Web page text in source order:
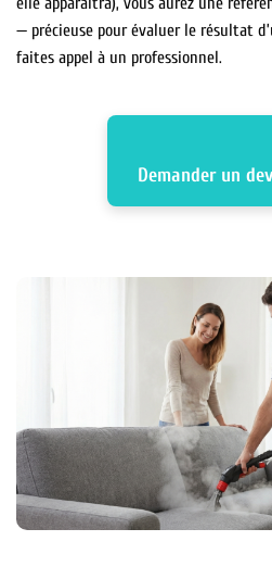
— précieuse pour évaluer le résultat
faites appel à un professionnel.
Demander un